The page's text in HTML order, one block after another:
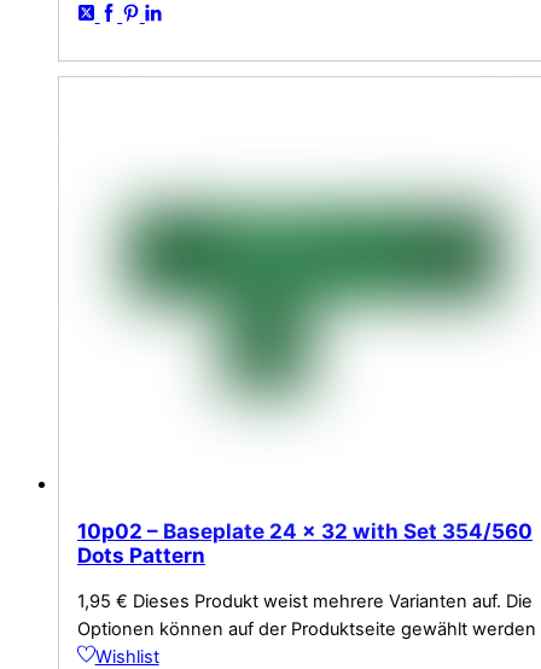
10p02 – Baseplate 24 x 32 with Set 354/560
Dots Pattern
1,95 € Dieses Produkt weist mehrere Varianten auf. Die
Optionen können auf der Produktseite gewählt werden
Wishlist